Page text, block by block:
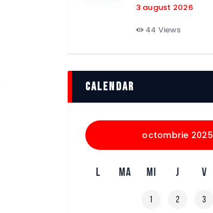
3 august 2026
44 Views
Calendar
octombrie 2025
L MA MI J V
1 2 3